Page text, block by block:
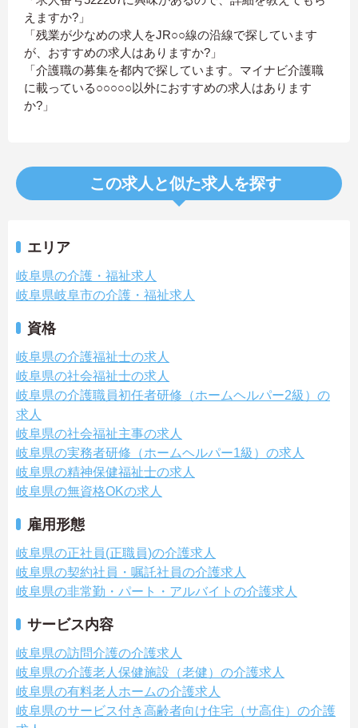
えますか?」
「残業が少なめの求人をJR○○線の沿線で探しています
が、おすすめの求人はありますか?」
「介護職の募集を都内で探しています。マイナビ介護職
に載っている○○○○○以外におすすめの求人はあります
か?」
この求人と似た求人を探す
エリア
岐阜県の介護・福祉求人
岐阜県岐阜市の介護・福祉求人
資格
岐阜県の介護福祉士の求人
岐阜県の社会福祉士の求人
岐阜県の介護職員初任者研修（ホームヘルパー2級）の
求人
岐阜県の社会福祉主事の求人
岐阜県の実務者研修（ホームヘルパー1級）の求人
岐阜県の精神保健福祉士の求人
岐阜県の無資格OKの求人
雇用形態
岐阜県の正社員(正職員)の介護求人
岐阜県の契約社員・嘱託社員の介護求人
岐阜県の非常勤・パート・アルバイトの介護求人
サービス内容
岐阜県の訪問介護の介護求人
岐阜県の介護老人保健施設（老健）の介護求人
岐阜県の有料老人ホームの介護求人
岐阜県のサービス付き高齢者向け住宅（サ高住）の介護